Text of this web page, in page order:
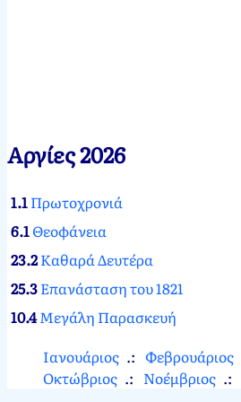
Αργίες 2026
1.1Πρωτοχρονιά
6.1Θεοφάνεια
23.2Καθαρά Δευτέρα
25.3Επανάσταση του 1821
10.4Μεγάλη Παρασκευή
Ιανουάριος
Φεβρουάριος
Οκτώβριος
Νοέμβριος